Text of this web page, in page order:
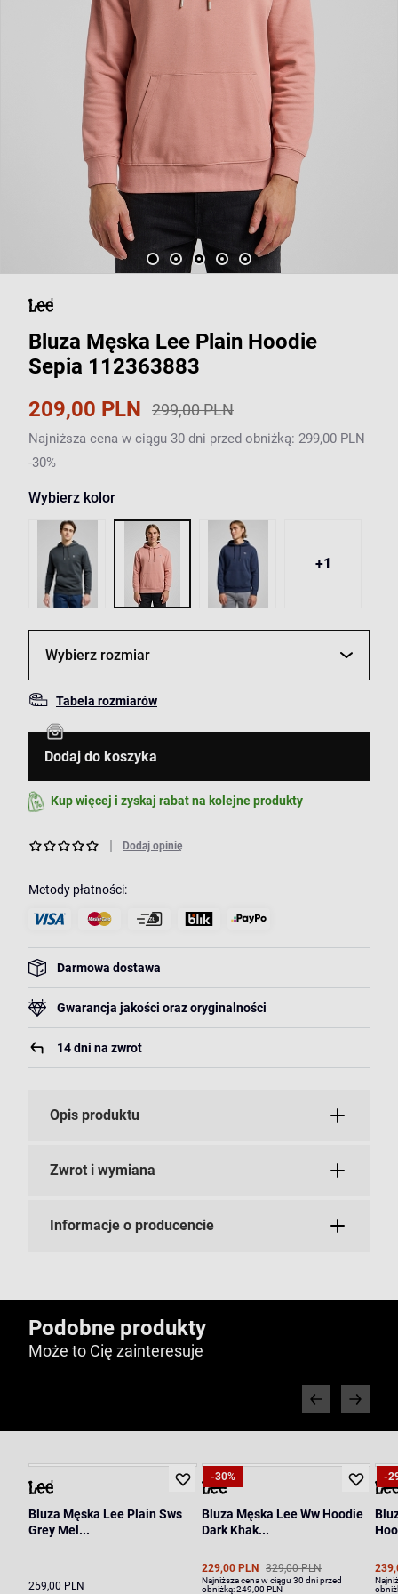
Bluza Męska Lee Plain Hoodie
Sepia 112363883
209,00 PLN
299,00 PLN
Najniższa cena w ciągu 30 dni przed obniżką: 299,00 PLN
-30%
Wybierz kolor
+1
Wybierz rozmiar
Tabela rozmiarów
Dodaj do koszyka
Kup więcej i zyskaj rabat na kolejne produkty
Dodaj opinię
Metody płatności:
Darmowa dostawa
Gwarancja jakości oraz oryginalności
14 dni na zwrot
Opis produktu
Zwrot i wymiana
Informacje o producencie
Podobne produkty
Może to Cię zainteresuje
Bluza Męska Lee Plain Sws
Grey Mel...
259,00 PLN
-30%
Bluza Męska Lee Ww Hoodie
Dark Khak...
229,00 PLN 329,00 PLN
Najniższa cena w ciągu 30 dni przed
obniżką:249,00 PLN
-